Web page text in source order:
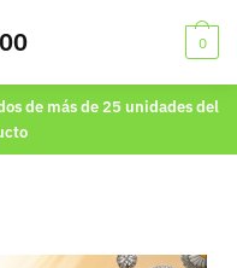
0
de más de 25 unidades del